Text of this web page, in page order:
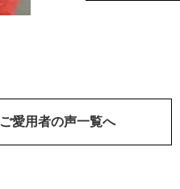
ご愛用者の声一覧へ